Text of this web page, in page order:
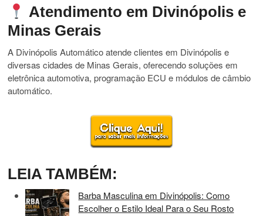
Atendimento em Divinópolis e
Minas Gerais
A Divinópolis Automático atende clientes em Divinópolis e
diversas cidades de Minas Gerais, oferecendo soluções em
eletrônica automotiva, programação ECU e módulos de câmbio
automático.
LEIA TAMBÉM:
Barba Masculina em Divinópolis: Como
Escolher o Estilo Ideal Para o Seu Rosto